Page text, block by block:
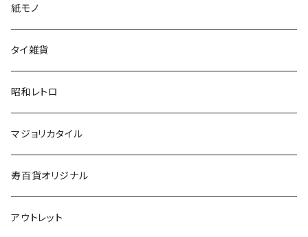
紙モノ
タイ雑貨
昭和レトロ
マジョリカタイル
寿百貨オリジナル
アウトレット